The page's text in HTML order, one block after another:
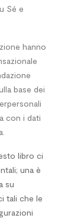
Sé e
hanno
base dei
con i dati
libro ci
una è
su
tali che le